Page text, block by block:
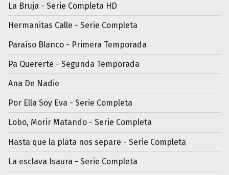
La Bruja - Serie Completa HD
Hermanitas Calle - Serie Completa
Paraíso Blanco - Primera Temporada
Pa Quererte - Segunda Temporada
Ana De Nadie
Por Ella Soy Eva - Serie Completa
Lobo, Morir Matando - Serie Completa
Hasta que la plata nos separe - Serie Completa
La esclava Isaura - Serie Completa